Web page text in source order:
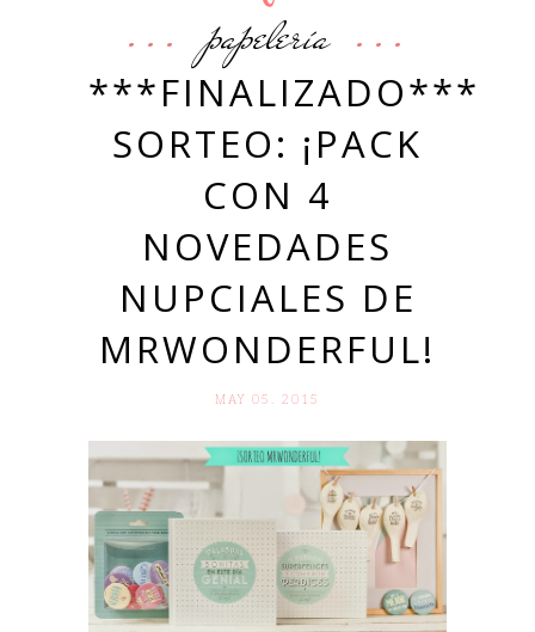
papelería
***FINALIZADO***
SORTEO: ¡PACK
CON 4
NOVEDADES
NUPCIALES DE
MRWONDERFUL!
MAY 05. 2015